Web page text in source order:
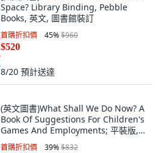
Space? Library Binding, Pebble
Books, 英文, 圖書館裝訂
首購折扣價 45%$960
$520
8/20 預計送達
(英文圖書)What Shall We Do Now? A
Book Of Suggestions For Children's
Games And Employments; 平裝版,
Legare Street Press, 英文
首購折扣價 39%$832